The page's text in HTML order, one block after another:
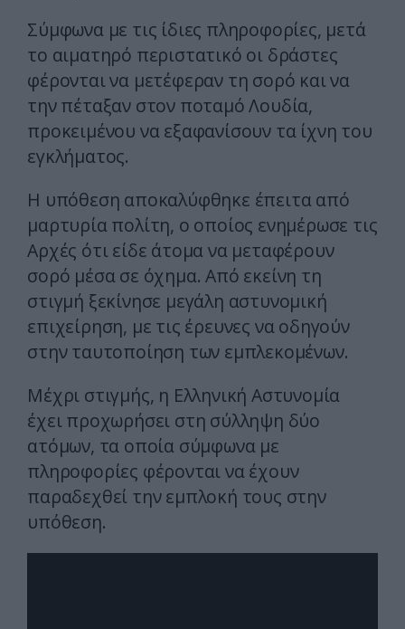
Σύμφωνα με τις ίδιες πληροφορίες, μετά
το αιματηρό περιστατικό οι δράστες
φέρονται να μετέφεραν τη σορό και να
την πέταξαν στον ποταμό Λουδία,
προκειμένου να εξαφανίσουν τα ίχνη του
εγκλήματος.
Η υπόθεση αποκαλύφθηκε έπειτα από
μαρτυρία πολίτη, ο οποίος ενημέρωσε τις
Αρχές ότι είδε άτομα να μεταφέρουν
σορό μέσα σε όχημα. Από εκείνη τη
στιγμή ξεκίνησε μεγάλη αστυνομική
επιχείρηση, με τις έρευνες να οδηγούν
στην ταυτοποίηση των εμπλεκομένων.
Μέχρι στιγμής, η Ελληνική Αστυνομία
έχει προχωρήσει στη σύλληψη δύο
ατόμων, τα οποία σύμφωνα με
πληροφορίες φέρονται να έχουν
παραδεχθεί την εμπλοκή τους στην
υπόθεση.